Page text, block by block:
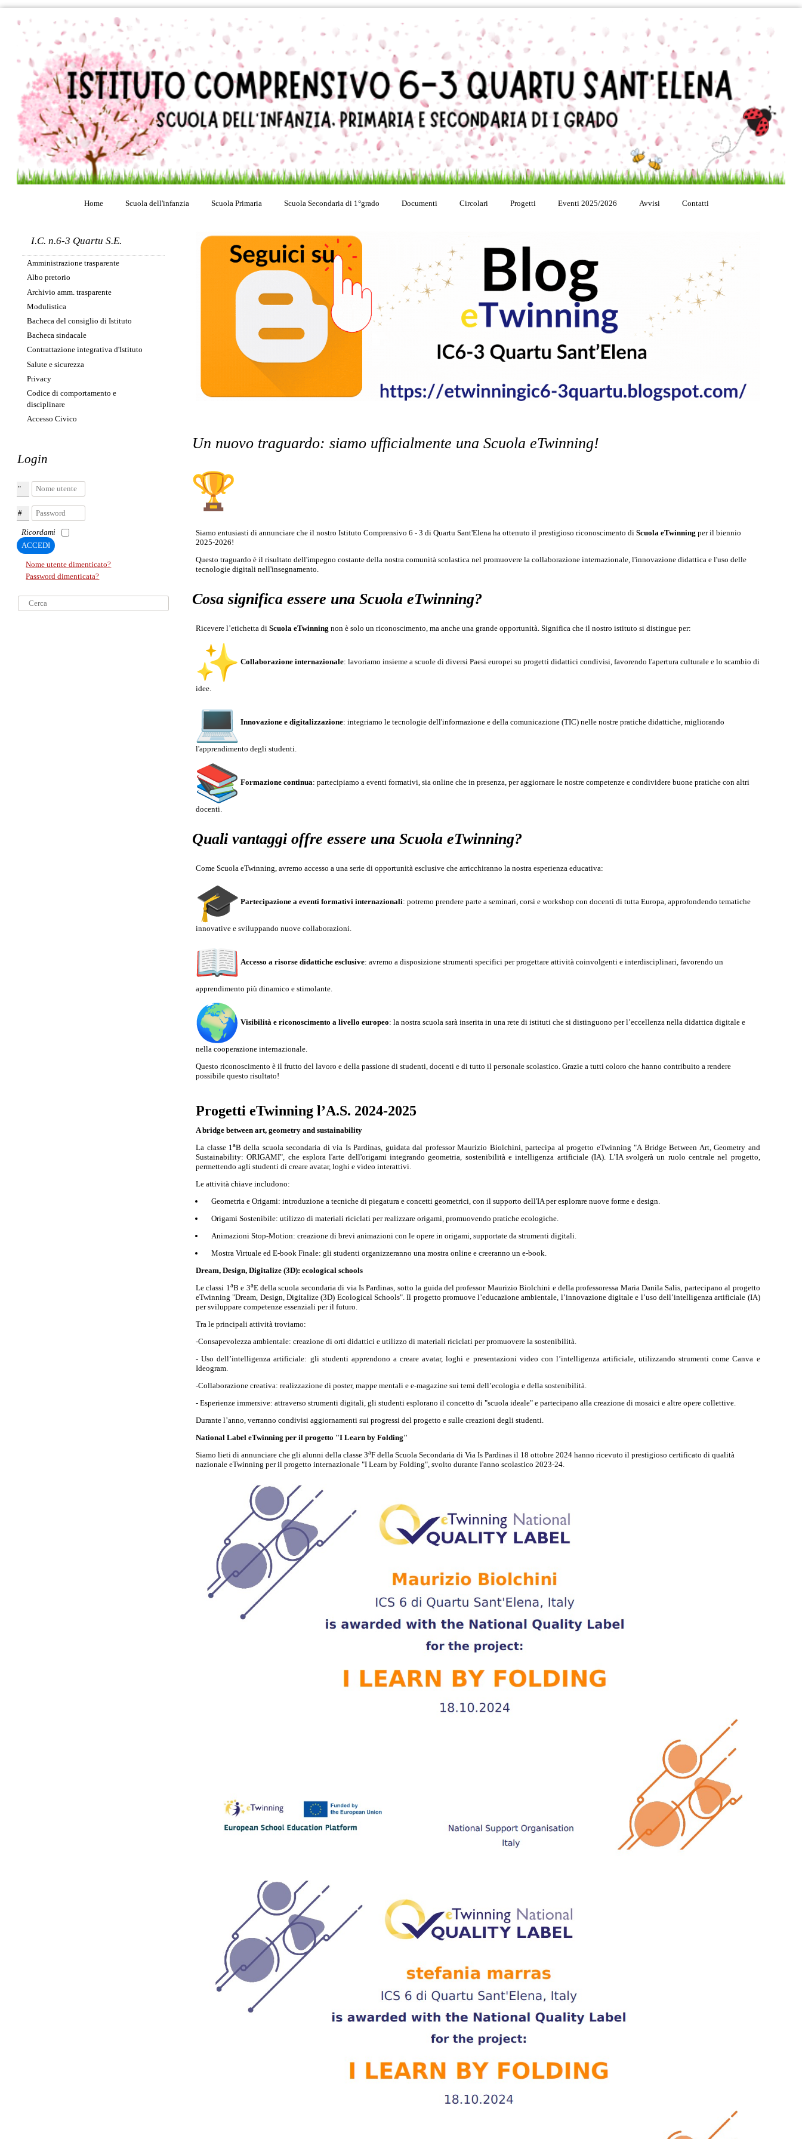
Home Scuola dell'infanzia Scuola Primaria Scuola Secondaria di 1°grado Documenti Circolari Progetti Eventi 2025/2026 Avvisi Contatti
I.C. n.6-3 Quartu S.E.
Amministrazione trasparente
Albo pretorio
Archivio amm. trasparente
Modulistica
Bacheca del consiglio di Istituto
Bacheca sindacale
Contrattazione integrativa d'Istituto
Salute e sicurezza
Privacy
Codice di comportamento e
disciplinare
Accesso Civico
Login
Nome utente
Password
Ricordami
ACCEDI
Nome utente dimenticato?
Password dimenticata?
Cerca...
Un nuovo traguardo: siamo ufficialmente una Scuola eTwinning!
Siamo entusiasti di annunciare che il nostro Istituto Comprensivo 6 - 3 di Quartu Sant'Elena ha ottenuto il prestigioso riconoscimento diScuola eTwinning per il biennio
2025-2026!
Questo traguardo è il risultato dell'impegno costante della nostra comunità scolastica nel promuovere la collaborazione internazionale, l'innovazione didattica e l'uso delle
tecnologie digitali nell'insegnamento.
Cosa significa essere una Scuola eTwinning?
Ricevere l’etichetta diScuola eTwinning non è solo un riconoscimento, ma anche una grande opportunità. Significa che il nostro istituto si distingue per:
Collaborazione internazionale: lavoriamo insieme a scuole di diversi Paesi europei su progetti didattici condivisi, favorendo l'apertura culturale e lo scambio di
idee.
Innovazione e digitalizzazione: integriamo le tecnologie dell'informazione e della comunicazione (TIC) nelle nostre pratiche didattiche, migliorando
l'apprendimento degli studenti.
Formazione continua: partecipiamo a eventi formativi, sia online che in presenza, per aggiornare le nostre competenze e condividere buone pratiche con altri
docenti.
Quali vantaggi offre essere una Scuola eTwinning?
Come Scuola eTwinning, avremo accesso a una serie di opportunità esclusive che arricchiranno la nostra esperienza educativa:
Partecipazione a eventi formativi internazionali: potremo prendere parte a seminari, corsi e workshop con docenti di tutta Europa, approfondendo tematiche
innovative e sviluppando nuove collaborazioni.
Accesso a risorse didattiche esclusive: avremo a disposizione strumenti specifici per progettare attività coinvolgenti e interdisciplinari, favorendo un
apprendimento più dinamico e stimolante.
Visibilità e riconoscimento a livello europeo: la nostra scuola sarà inserita in una rete di istituti che si distinguono per l’eccellenza nella didattica digitale e
nella cooperazione internazionale.
Questo riconoscimento è il frutto del lavoro e della passione di studenti, docenti e di tutto il personale scolastico. Grazie a tutti coloro che hanno contribuito a rendere
possibile questo risultato!
Progetti eTwinning l’A.S. 2024-2025
A bridge between art, geometry and sustainability
La classe 1 aB della scuola secondaria di via Is Pardinas, guidata dal professor Maurizio Biolchini, partecipa al progetto eTwinning "A Bridge Between Art, Geometry and
Sustainability: ORIGAMI", che esplora l'arte dell'origami integrando geometria, sostenibilità e intelligenza artificiale (IA). L’IA svolgerà un ruolo centrale nel progetto,
permettendo agli studenti di creare avatar, loghi e video interattivi.
Le attività chiave includono:
Geometria e Origami: introduzione a tecniche di piegatura e concetti geometrici, con il supporto dell'IA per esplorare nuove forme e design.
Origami Sostenibile: utilizzo di materiali riciclati per realizzare origami, promuovendo pratiche ecologiche.
Animazioni Stop-Motion: creazione di brevi animazioni con le opere in origami, supportate da strumenti digitali.
Mostra Virtuale ed E-book Finale: gli studenti organizzeranno una mostra online e creeranno un e-book.
Dream, Design, Digitalize (3D): ecological schools
Le classi 1 aB e 3aE della scuola secondaria di via Is Pardinas, sotto la guida del professor Maurizio Biolchini e della professoressa Maria Danila Salis, partecipano al progetto
eTwinning "Dream, Design, Digitalize (3D) Ecological Schools". Il progetto promuove l’educazione ambientale, l’innovazione digitale e l’uso dell’intelligenza artificiale (IA)
per sviluppare competenze essenziali per il futuro.
Tra le principali attività troviamo:
-Consapevolezza ambientale: creazione di orti didattici e utilizzo di materiali riciclati per promuovere la sostenibilità.
- Uso dell’intelligenza artificiale: gli studenti apprendono a creare avatar, loghi e presentazioni video con l’intelligenza artificiale, utilizzando strumenti come Canva e
Ideogram.
-Collaborazione creativa: realizzazione di poster, mappe mentali e e-magazine sui temi dell’ecologia e della sostenibilità.
- Esperienze immersive: attraverso strumenti digitali, gli studenti esplorano il concetto di "scuola ideale" e partecipano alla creazione di mosaici e altre opere collettive.
Durante l’anno, verranno condivisi aggiornamenti sui progressi del progetto e sulle creazioni degli studenti.
National Label eTwinning per il progetto "I Learn by Folding"
Siamo lieti di annunciare che gli alunni della classe 3aF della Scuola Secondaria di Via Is Pardinas il 18 ottobre 2024 hanno ricevuto il prestigioso certificato di qualità
nazionale eTwinning per il progetto internazionale "I Learn by Folding", svolto durante l'anno scolastico 2023-24.